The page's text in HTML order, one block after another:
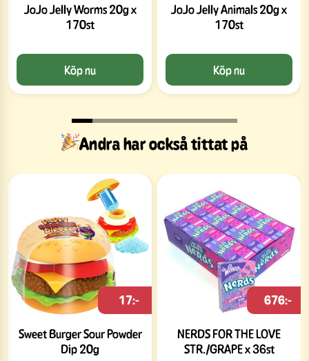
JoJo Jelly Worms 20g x
170st
Köp nu
JoJo Jelly Animals 20g x
170st
Köp nu
Andra har också tittat på
Sweet Burger Sour Powder
Dip 20g
17:-
NERDS FOR THE LOVE
STR./GRAPE x 36st
676:-